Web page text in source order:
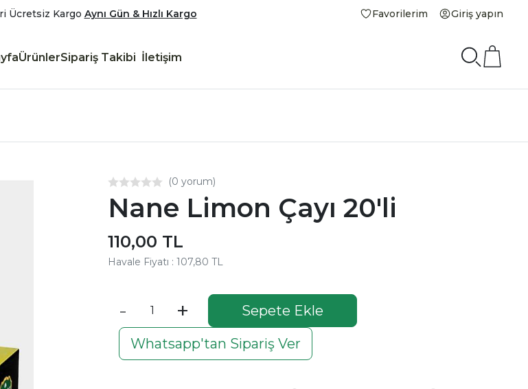
Ücretsiz Kargo Aynı Gün & Hızlı Kargo Favorilerim Giriş yapın
ÜrünlerSipariş Takibi İletişim
(0 yorum)
Nane Limon Çayı 20'li
110,00 TL
Havale Fiyatı : 107,80 TL
- +
Sepete Ekle
Whatsapp'tan Sipariş Ver